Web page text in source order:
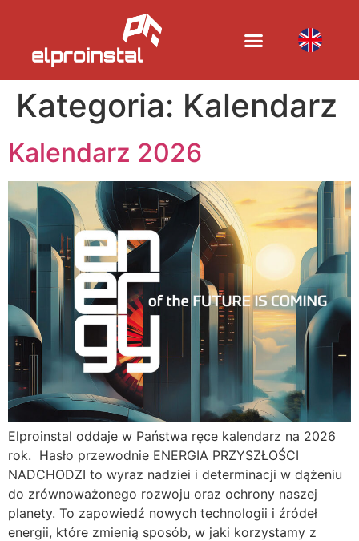
Kategoria: Kalendarz
Kalendarz 2026
Elproinstal oddaje w Państwa ręce kalendarz na 2026
rok. Hasło przewodnie ENERGIA PRZYSZŁOŚCI
NADCHODZI to wyraz nadziei i determinacji w dążeniu
do zrównoważonego rozwoju oraz ochrony naszej
planety. To zapowiedź nowych technologii i źródeł
energii, które zmienią sposób, w jaki korzystamy z